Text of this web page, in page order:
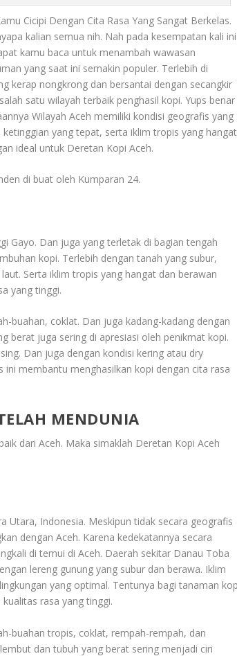
Cicipi Dengan Cita Rasa Yang Sangat Berkelas.
kalian semua nih. Nah pada kesempatan kali ini
kamu baca untuk menambah wawasan
yang saat ini semakin populer. Terlebih di
kerap nongkrong dan bersantai dengan secangkir
satu wilayah terbaik penghasil kopi. Yups benar
Wilayah Aceh memiliki kondisi geografis yang
yang tepat, serta iklim tropis yang
ideal untuk Deretan Kopi Aceh.
di buat oleh Kumparan 24.
Gayo. Dan juga yang terletak di bagian tengah
kopi. Terlebih dengan tanah yang subur,
Serta iklim tropis yang hangat dan berawan
yang tinggi.
buahan, coklat. Dan juga kadang-kadang dengan
berat juga sering di apresiasi oleh penikmat kopi.
Dan juga dengan kondisi kering atau dry
membantu menghasilkan kopi dengan cita rasa
MENDUNIA
dari Aceh. Maka simaklah Deretan Kopi Aceh
Utara, Indonesia. Meskipun tidak secara geografis
dengan Aceh. Karena kedekatannya secara
di temui di Aceh. Daerah sekitar Danau Toba
lereng gunung yang subur dan berawa. Iklim
yang optimal. Tentunya bagi tanaman
rasa yang tinggi.
buahan tropis, coklat, rempah-rempah, dan
dan tubuh yang berat sering menjadi ciri